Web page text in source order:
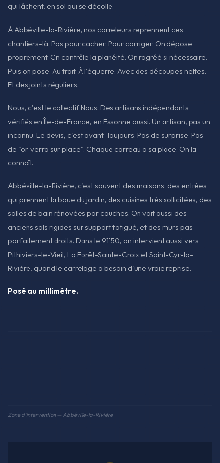
qui lâchent, en sol qui se décolle.
À Abbéville-la-Rivière, nos carreleurs reprennent ces
chantiers-là. Pas pour cacher. Pour corriger. On dépose
proprement. On contrôle la planéité. On ragréé si nécessaire.
Puis on pose. Au trait. À l'équerre. Avec des découpes nettes.
Et des joints réguliers.
Nous, c'est le collectif Nous. Des artisans indépendants
vérifiés en Île-de-France, en Essonne aussi. Un artisan, pas un
inconnu. Le devis, c'est avant. Toujours. Pas de surprise. Pas
de "on verra sur place". Chaque carreau a sa place. On la
connaît.
Abbéville-la-Rivière, c'est souvent des maisons, des entrées
qui prennent la boue du jardin, des cuisines très sollicitées, des
salles de bain rénovées par couches. On voit aussi des
anciens sols rigides sur support fatigué, et des murs pas
parfaitement droits. Dans le 91150, on intervient aussi vers
Pithiviers-le-Vieil, La Forêt-Sainte-Croix et Saint-Cyr-la-
Rivière, quand le carrelage a besoin d'une vraie reprise.
Posé au millimètre.
Zone d'intervention — Abbéville-la-Rivière